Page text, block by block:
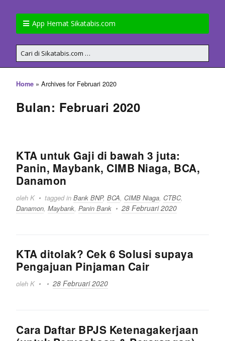
App Hemat Sikatabis.com
Home » Archives for Februari 2020
Bulan: Februari 2020
KTA untuk Gaji di bawah 3 juta:
Panin, Maybank, CIMB Niaga, BCA,
Danamon
oleh K tagged in Bank BNP, BCA, CIMB Niaga, CTBC,
Danamon, Maybank, Panin Bank 28 Februari 2020
KTA ditolak? Cek 6 Solusi supaya
Pengajuan Pinjaman Cair
oleh K 28 Februari 2020
Cara Daftar BPJS Ketenagakerjaan